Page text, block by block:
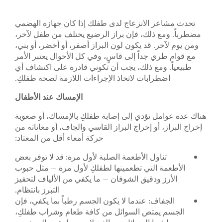
تحدث مشاعر الانزعاج لدى طفلك إذا كان جهازه الهضمي
مضطرباً. ومع ذلك، فإن براز الرضيع يختلف من طفل لآخر،
ومن يوم لآخر. قد يكون لون البراز أصفر، أو أخضر، أو بني،
مع قوام طري جداً إلى قاسٍ، وفي كل الأحوال يعتبر الأمر
طبيعياً. ومع ذلك، يجب أن تكوني قادرة على اكتشاف أي
اضطرابات لاتخاذ الإجراءات اللازمة لصحة طفلكِ.
الإمساك عند الأطفال
هناك عدة عوامل تؤدي إلى إصابة طفلكِ بالإمساك، أو صعوبة
إخراج البراز، أو إخراج البراز القاسي والجاف، أو معاناته من
حركة أمعاء أقل من المعتاد:
تناول الأطعمة الصلبة لأول مرة: قد لا توفر بعض
الأطعمة التي تطعمينها لطفلكِ لأول مرة — مثل حبوب
الأرز ودقيق الشوفان — ما يكفي من الألياف لتحفيز
التبرز بانتظام.
الجفاف: عندما لا يكون الجسم رطباً بما يكفي، فإن
الجسم يمتص السوائل من كافة طعام وشراب طفلكِ،